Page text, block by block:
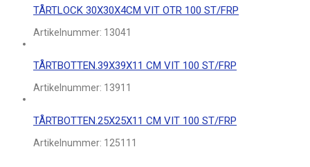
TÅRTLOCK 30X30X4CM VIT OTR 100 ST/FRP
Artikelnummer: 13041
TÅRTBOTTEN.39X39X11 CM VIT 100 ST/FRP
Artikelnummer: 13911
TÅRTBOTTEN.25X25X11 CM VIT 100 ST/FRP
Artikelnummer: 125111